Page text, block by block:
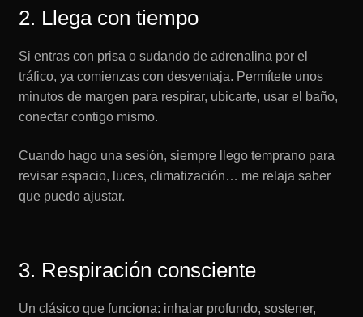
2. Llega con tiempo
Si entras con prisa o sudando de adrenalina por el
tráfico, ya comienzas con desventaja. Permítete unos
minutos de margen para respirar, ubicarte, usar el baño,
conectar contigo mismo.
Cuando hago una sesión, siempre llego temprano para
revisar espacio, luces, climatización… me relaja saber
que puedo ajustar.
3. Respiración consciente
Un clásico que funciona: inhalar profundo, sostener,